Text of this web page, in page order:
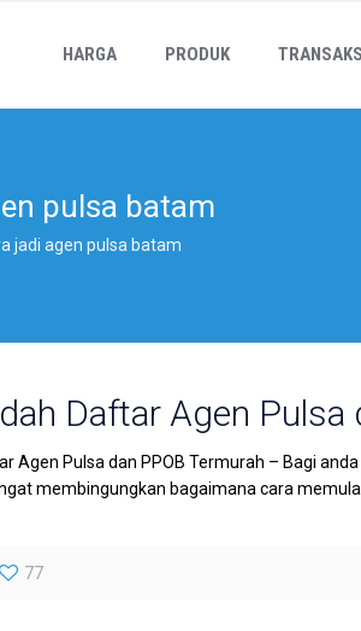
HARGA PRODUK
pulsa batam
jadi agen pulsa batam
Daftar Agen Pulsa
Agen Pulsa dan PPOB Termurah – Bagi
membingungkan bagaimana cara
77